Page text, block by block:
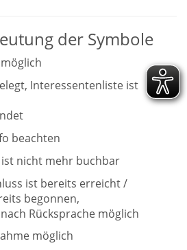
der Symbole
Interessentenliste ist
beachten
nicht mehr buchbar
ist bereits erreicht /
begonnen,
Rücksprache möglich
möglich